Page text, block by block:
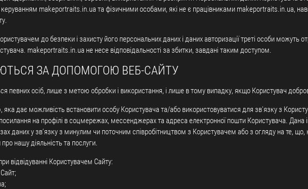
керуванням makeportraits.in.ua та фізичними особами, які не є працівниками makeportraits.in.ua,
до безпеки і захисту його персональних даних і даних авторизації треті особи можуть
makeportraits.in.ua не несе відповідальності за збитки, завдані таким доступом.
ЗА ДОПОМОГОЮ ВЕБ-САЙТУ
осіб, лише з метою обробки і використання, і лише в тому випадку, якщо Користувач
дає можливість встановити особу Користувача та/або використовуватися для зв’язку з
на профілі в соцмережах, мессенджерах та адреса електронної пошти Користувача.
даних у зв’язку з минулим чи поточним співробітництвом з Користувачем або з огляду на те,
нашу діяльність та послуги.
відвідуванні Користувачем Сайту: